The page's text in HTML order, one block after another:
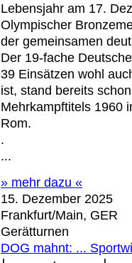
Lebensjahr am 17.
Olympischer
der gemeinsamen
Der 19-fache
39 Einsätzen wohl
ist, stand bereits
Mehrkampftitels 1960
Rom.
.
...
» mehr dazu «
15. Dezember 2025
Frankfurt/Main, GER
Gerätturnen
DOG mahnt: ...